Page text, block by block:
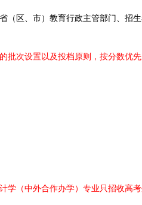
区、市）教育行政主管部门、招
次设置以及投档原则，按分数优
（中外合作办学）专业只招收高